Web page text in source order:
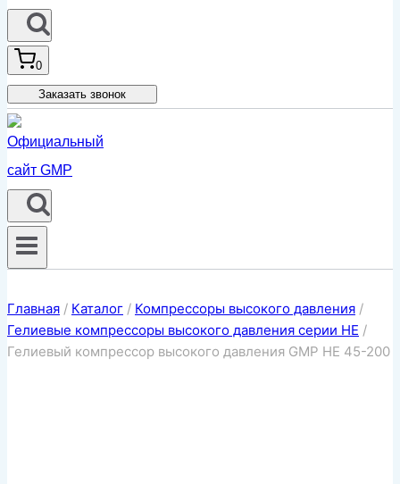
0
Заказать звонок
Главная / Каталог / Компрессоры высокого давления /
Гелиевые компрессоры высокого давления серии HE /
Гелиевый компрессор высокого давления GMP HE 45-200